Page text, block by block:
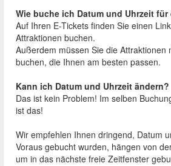
Wie buche ich Datum und Uhrzeit
Auf Ihren E-Tickets finden Sie einen
Attraktionen buchen.
Außerdem müssen Sie die
buchen, die Ihnen am besten passen.
Kann ich Datum und Uhrzeit ändern?
Das ist kein Problem! Im selben
ist das!
Wir empfehlen Ihnen dringend, Datum
Voraus gebucht wurden, hängen von
um in das nächste freie Zeitfenster